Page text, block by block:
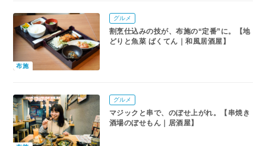
布施
グルメ
割烹仕込みの技が、布施の“定番”に。【地
どりと魚菜 ばくてん｜和風居酒屋】
グルメ
マジックと串で、のぼせ上がれ。【串焼き
酒場のぼせもん｜居酒屋】